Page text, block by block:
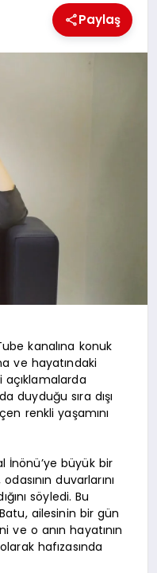
Paylaş
kanalına konuk
ve hayatındaki
duyduğu sıra dışı
renkli yaşamını
İnönü’ye büyük bir
duvarlarını
söyledi. Bu
ailesinin bir gün
ve o anın hayatının
hafızasında